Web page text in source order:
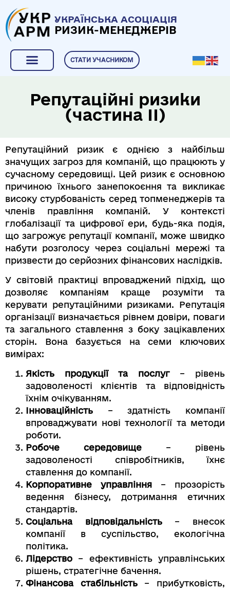
УКРАЇНСЬКА АСОЦІАЦІЯ
РИЗИК-МЕНЕДЖЕРІВ
СТАТИ УЧАСНИКОМ
Репутаційні ризики
(частина ІІ)
Репутаційний ризик є однією з найбільш
значущих загроз для компаній, що працюють у
сучасному середовищі. Цей ризик є основною
причиною їхнього занепокоєння та викликає
високу стурбованість серед топменеджерів та
членів правління компаній. У контексті
глобалізації та цифрової ери, будь-яка подія,
що загрожує репутації компанії, може швидко
набути розголосу через соціальні мережі та
призвести до серйозних фінансових наслідків.
У світовій практиці впроваджений підхід, що
дозволяє компаніям краще розуміти та
керувати репутаційними ризиками. Репутація
організації визначається рівнем довіри, поваги
та загального ставлення з боку зацікавлених
сторін. Вона базується на семи ключових
вимірах:
Якість продукції та послуг– рівень
задоволеності клієнтів та відповідність
їхнім очікуванням.
Інноваційність – здатність компанії
впроваджувати нові технології та методи
роботи.
Робоче середовище – рівень
задоволеності співробітників, їхнє
ставлення до компанії.
Корпоративне управління – прозорість
ведення бізнесу, дотримання етичних
стандартів.
Соціальна відповідальність– внесок
компанії в суспільство, екологічна
політика.
Лідерство – ефективність управлінських
рішень, стратегічне бачення.
Фінансова стабільність– прибутковість,